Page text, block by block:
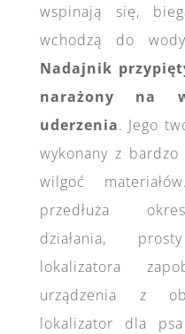
wspinają się,
wchodzą do
Nadajnik
narażony na
uderzenia. Jego
wykonany z
wilgoć
przedłuża
działania,
lokalizatora
urządzenia z
lokalizator dla